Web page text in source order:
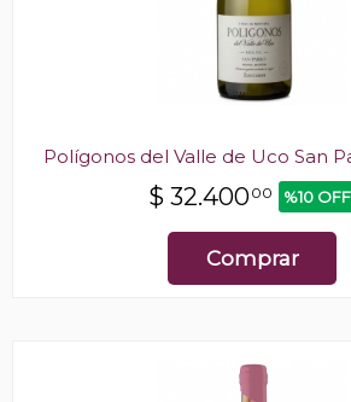
Polígonos del Valle de Uco San
$ 32.40000 %10 OFF
Comprar